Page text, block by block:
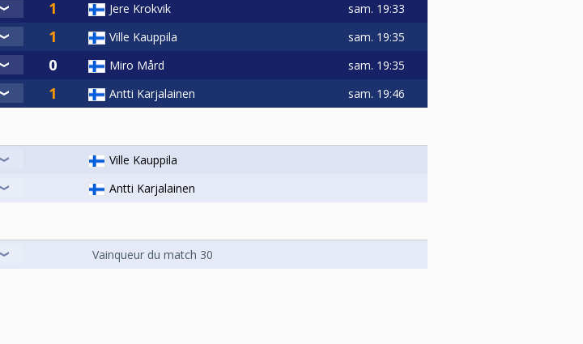
Jere Krokvik sam. 19:33
Ville Kauppila sam. 19:35
Miro Mård sam. 19:35
Antti Karjalainen sam. 19:46
Ville Kauppila
Antti Karjalainen
Vainqueur du match 30